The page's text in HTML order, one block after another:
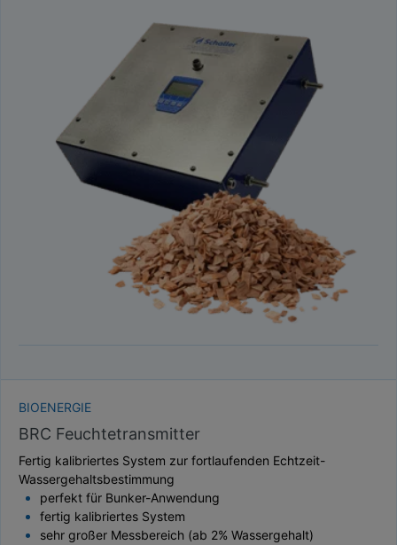
BIOENERGIE
BRC Feuchtetransmitter
Fertig kalibriertes System zur fortlaufenden Echtzeit-
Wassergehaltsbestimmung
perfekt für Bunker-Anwendung
fertig kalibriertes System
sehr großer Messbereich (ab 2% Wassergehalt)